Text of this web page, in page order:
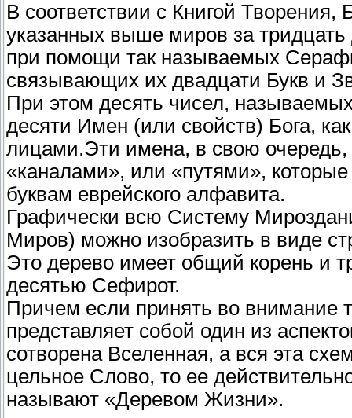
В соответствии с Книгой
указанных выше миров за
при помощи так называемых
связывающих их двадцати Букв и
При этом десять чисел,
десяти Имен (или свойств) Бога,
лицами.Эти имена, в свою
«каналами», или «путями»,
буквам еврейского алфавита.
Графически всю Систему
Миров) можно изобразить в виде
Это дерево имеет общий корень и
десятью Сефирот.
Причем если принять во внимание
представляет собой один из
сотворена Вселенная, а вся эта
цельное Слово, то ее
называют «Деревом Жизни».